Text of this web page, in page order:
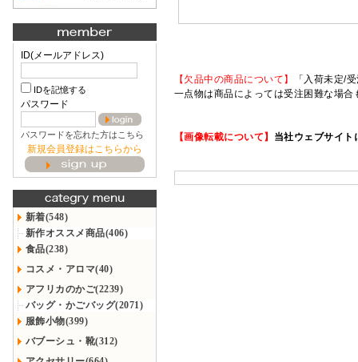
ID(メールアドレス)
IDを記憶する
パスワード
パスワードを忘れた方はこちら
新規会員登録はこちらから
新着(548)
新作オススメ商品(406)
食品(238)
コスメ・アロマ(40)
アフリカのかご(2239)
バッグ・かごバッグ(2071)
服飾小物(399)
バブーシュ・靴(312)
【欠品中の商品について】
「入荷未定/
一点物は商品によっては受注困難な場
【画像転載について】 当社ウェブサイト